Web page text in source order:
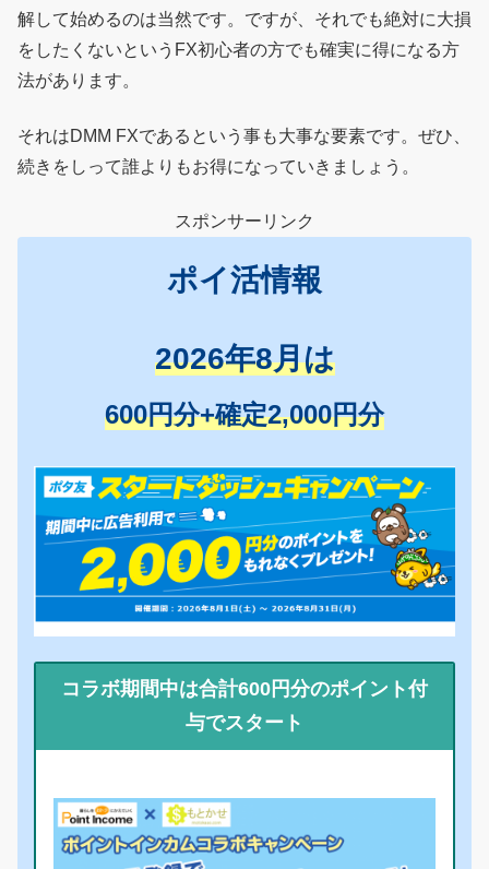
解して始めるのは当然です。ですが、それでも絶対に大損
をしたくないというFX初心者の方でも確実に得になる方
法があります。
それはDMM FXであるという事も大事な要素です。ぜひ、
続きをしって誰よりもお得になっていきましょう。
スポンサーリンク
ポイ活情報
2026年8月は
600円分+確定2,000円分
コラボ期間中は合計600円分のポイント付
与でスタート